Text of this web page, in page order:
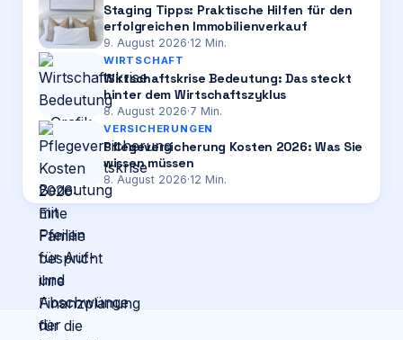
Staging Tipps: Praktische Hilfen für den
erfolgreichen Immobilienverkauf
9. August 2026·12 Min.
WIRTSCHAFT
Wirtschaftskrise Bedeutung: Das steckt
hinter dem Wirtschaftszyklus
8. August 2026·7 Min.
VERSICHERUNGEN
Pflegeversicherung Kosten 2026: Was Sie
wissen müssen
8. August 2026·12 Min.